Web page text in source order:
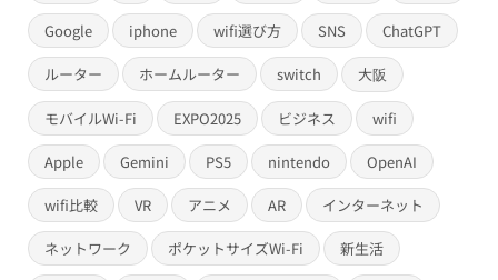
Google iphone wifi選び方 SNS ChatGPT
ルーター ホームルーター switch 大阪
モバイルWi-Fi EXPO2025 ビジネス wifi
Apple Gemini PS5 nintendo OpenAI
wifi比較 VR アニメ AR インターネット
ネットワーク ポケットサイズWi-Fi 新生活